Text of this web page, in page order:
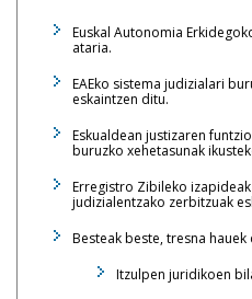
Euskal Autonomia
ataria.
EAEko sistema judizialari
eskaintzen ditu.
Eskualdean justizaren
buruzko xehetasunak
Erregistro Zibileko
judizialentzako zerbitzuak
Besteak beste, tresna hauek
Itzulpen juridikoen